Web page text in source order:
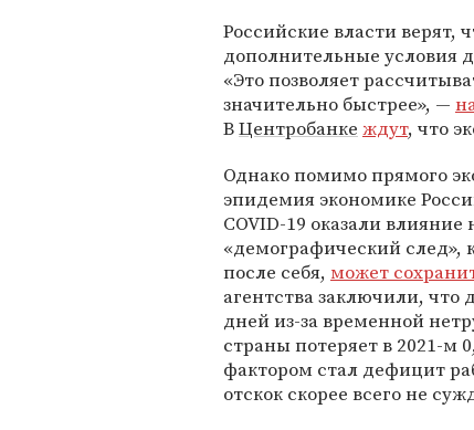
Российские власти верят,
дополнительные условия
«Это позволяет
значительно быстрее», —
ВЦентробанке ждут, что
Однако помимо прямого
эпидемия экономике
COVID-19 оказали
«демографический след»,
после себя, может
агентства заключили, что
дней из-за временной
страны потеряет в 2021-
фактором стал дефицит
отскок скорее всего не